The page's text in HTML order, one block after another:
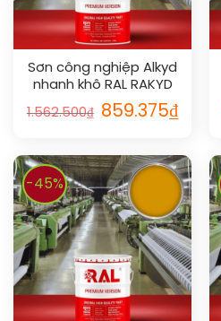
Sơn công nghiệp Alkyd
nhanh khô RAL RAKYD
QD 1013
1.562.500₫ 859.375₫
-45%